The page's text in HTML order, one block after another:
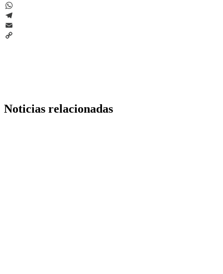
LinkedIn
WhatsApp
Telegram
Email
Noticias relacionadas